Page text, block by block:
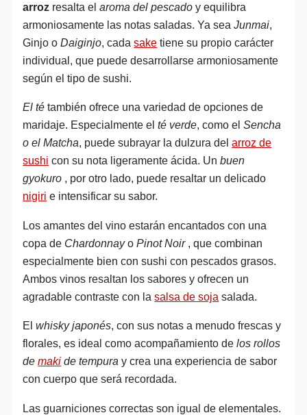
arroz resalta elaroma del pescado y equilibra
armoniosamente las notas saladas. Ya seaJunmai,
Ginjo oDaiginjo, cadasake tiene su propio carácter
individual, que puede desarrollarse armoniosamente
según el tipo de sushi.
El té también ofrece una variedad de opciones de
maridaje. Especialmente elté verde, como elSencha
o el Matcha, puede subrayar la dulzura delarroz de
sushi con su nota ligeramente ácida. Unbuen
gyokuro , por otro lado, puede resaltar un delicado
nigiri e intensificar su sabor.
Los amantes del vino estarán encantados con una
copa de ChardonnayoPinot Noir, que combinan
especialmente bien con sushi con pescados grasos.
Ambos vinos resaltan los sabores y ofrecen un
agradable contraste con lasalsa de soja salada.
Elwhisky japonés, con sus notas a menudo frescas y
florales, es ideal como acompañamiento delos rollos
demaki de tempura y crea una experiencia de sabor
con cuerpo que será recordada.
Las guarniciones correctas son igual de elementales.